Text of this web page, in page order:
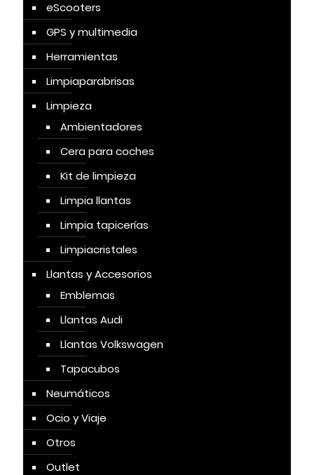
eScooters
GPS y multimedia
Herramientas
Limpiaparabrisas
Limpieza
Ambientadores
Cera para coches
Kit de limpieza
Limpia llantas
Limpia tapicerías
Limpiacristales
Llantas y Accesorios
Emblemas
Llantas Audi
Llantas Volkswagen
Tapacubos
Neumáticos
Ocio y Viaje
Otros
Outlet